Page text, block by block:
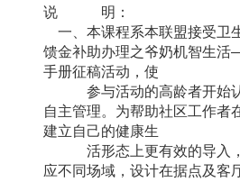
说 明：
一、本课程系本联盟接受卫
馈金补助办理之爷奶机智生活
手册征稿活动，使
参与活动的高龄者开始认
自主管理。为帮助社区工作者
建立自己的健康生
活形态上更有效的导入，
应不同场域，设计在据点及客